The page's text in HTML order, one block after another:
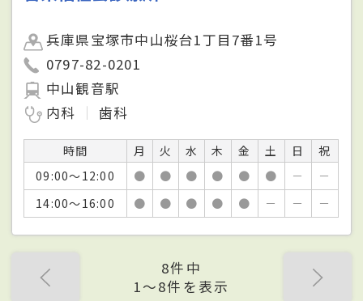
兵庫県宝塚市中山桜台1丁目7番1号
0797-82-0201
中山観音駅
内科
歯科
時間 月 火 水 木 金 土 日
祝
09:00～12:00
● ● ● ● ● ● －
－
14:00～16:00
● ● ● ● ● － － －
8件中
1〜8件を表示